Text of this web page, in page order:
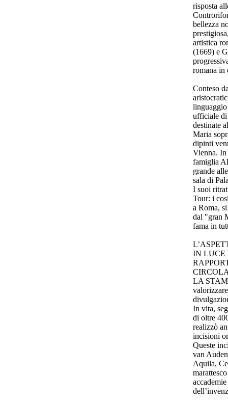
risposta
bellezza
artistica
(1669) e
romana in
Conteso
ufficiale di
destinate
Maria
dipinti
Vienna. In
famiglia
grande
sala di
I suoi
Tour: i
a Roma,
dal "gran
fama in
IN LUCE
LA
In vita,
di oltre
realizzò
incisioni
Queste
van
Aquila,